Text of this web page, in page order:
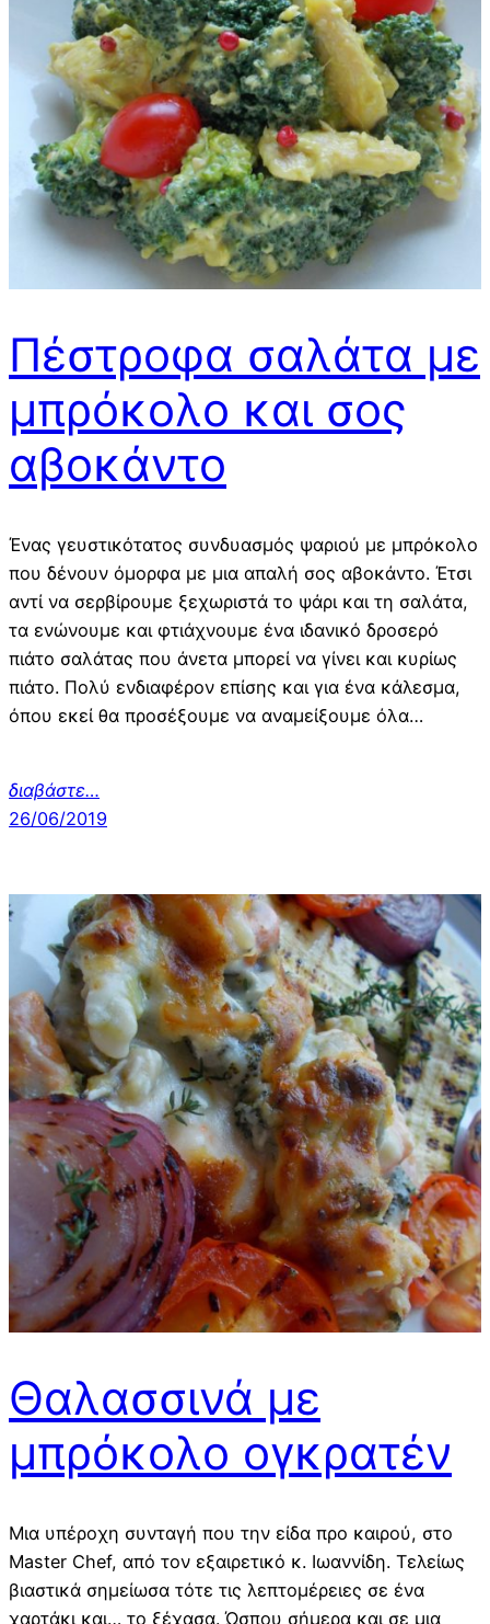
Πέστροφα σαλάτα με
μπρόκολο και σος
αβοκάντο
Ένας γευστικότατος συνδυασμός ψαριού με μπρόκολο
που δένουν όμορφα με μια απαλή σος αβοκάντο. Έτσι
αντί να σερβίρουμε ξεχωριστά το ψάρι και τη σαλάτα,
τα ενώνουμε και φτιάχνουμε ένα ιδανικό δροσερό
πιάτο σαλάτας που άνετα μπορεί να γίνει και κυρίως
πιάτο. Πολύ ενδιαφέρον επίσης και για ένα κάλεσμα,
όπου εκεί θα προσέξουμε να αναμείξουμε όλα…
διαβάστε…
26/06/2019
Θαλασσινά με
μπρόκολο ογκρατέν
Μια υπέροχη συνταγή που την είδα προ καιρού, στο
Master Chef, από τον εξαιρετικό κ. Ιωαννίδη. Τελείως
βιαστικά σημείωσα τότε τις λεπτομέρειες σε ένα
χαρτάκι και… το ξέχασα. Ώσπου σήμερα και σε μια